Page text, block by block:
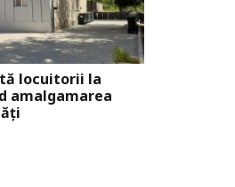
locuitorii la
amalgamarea